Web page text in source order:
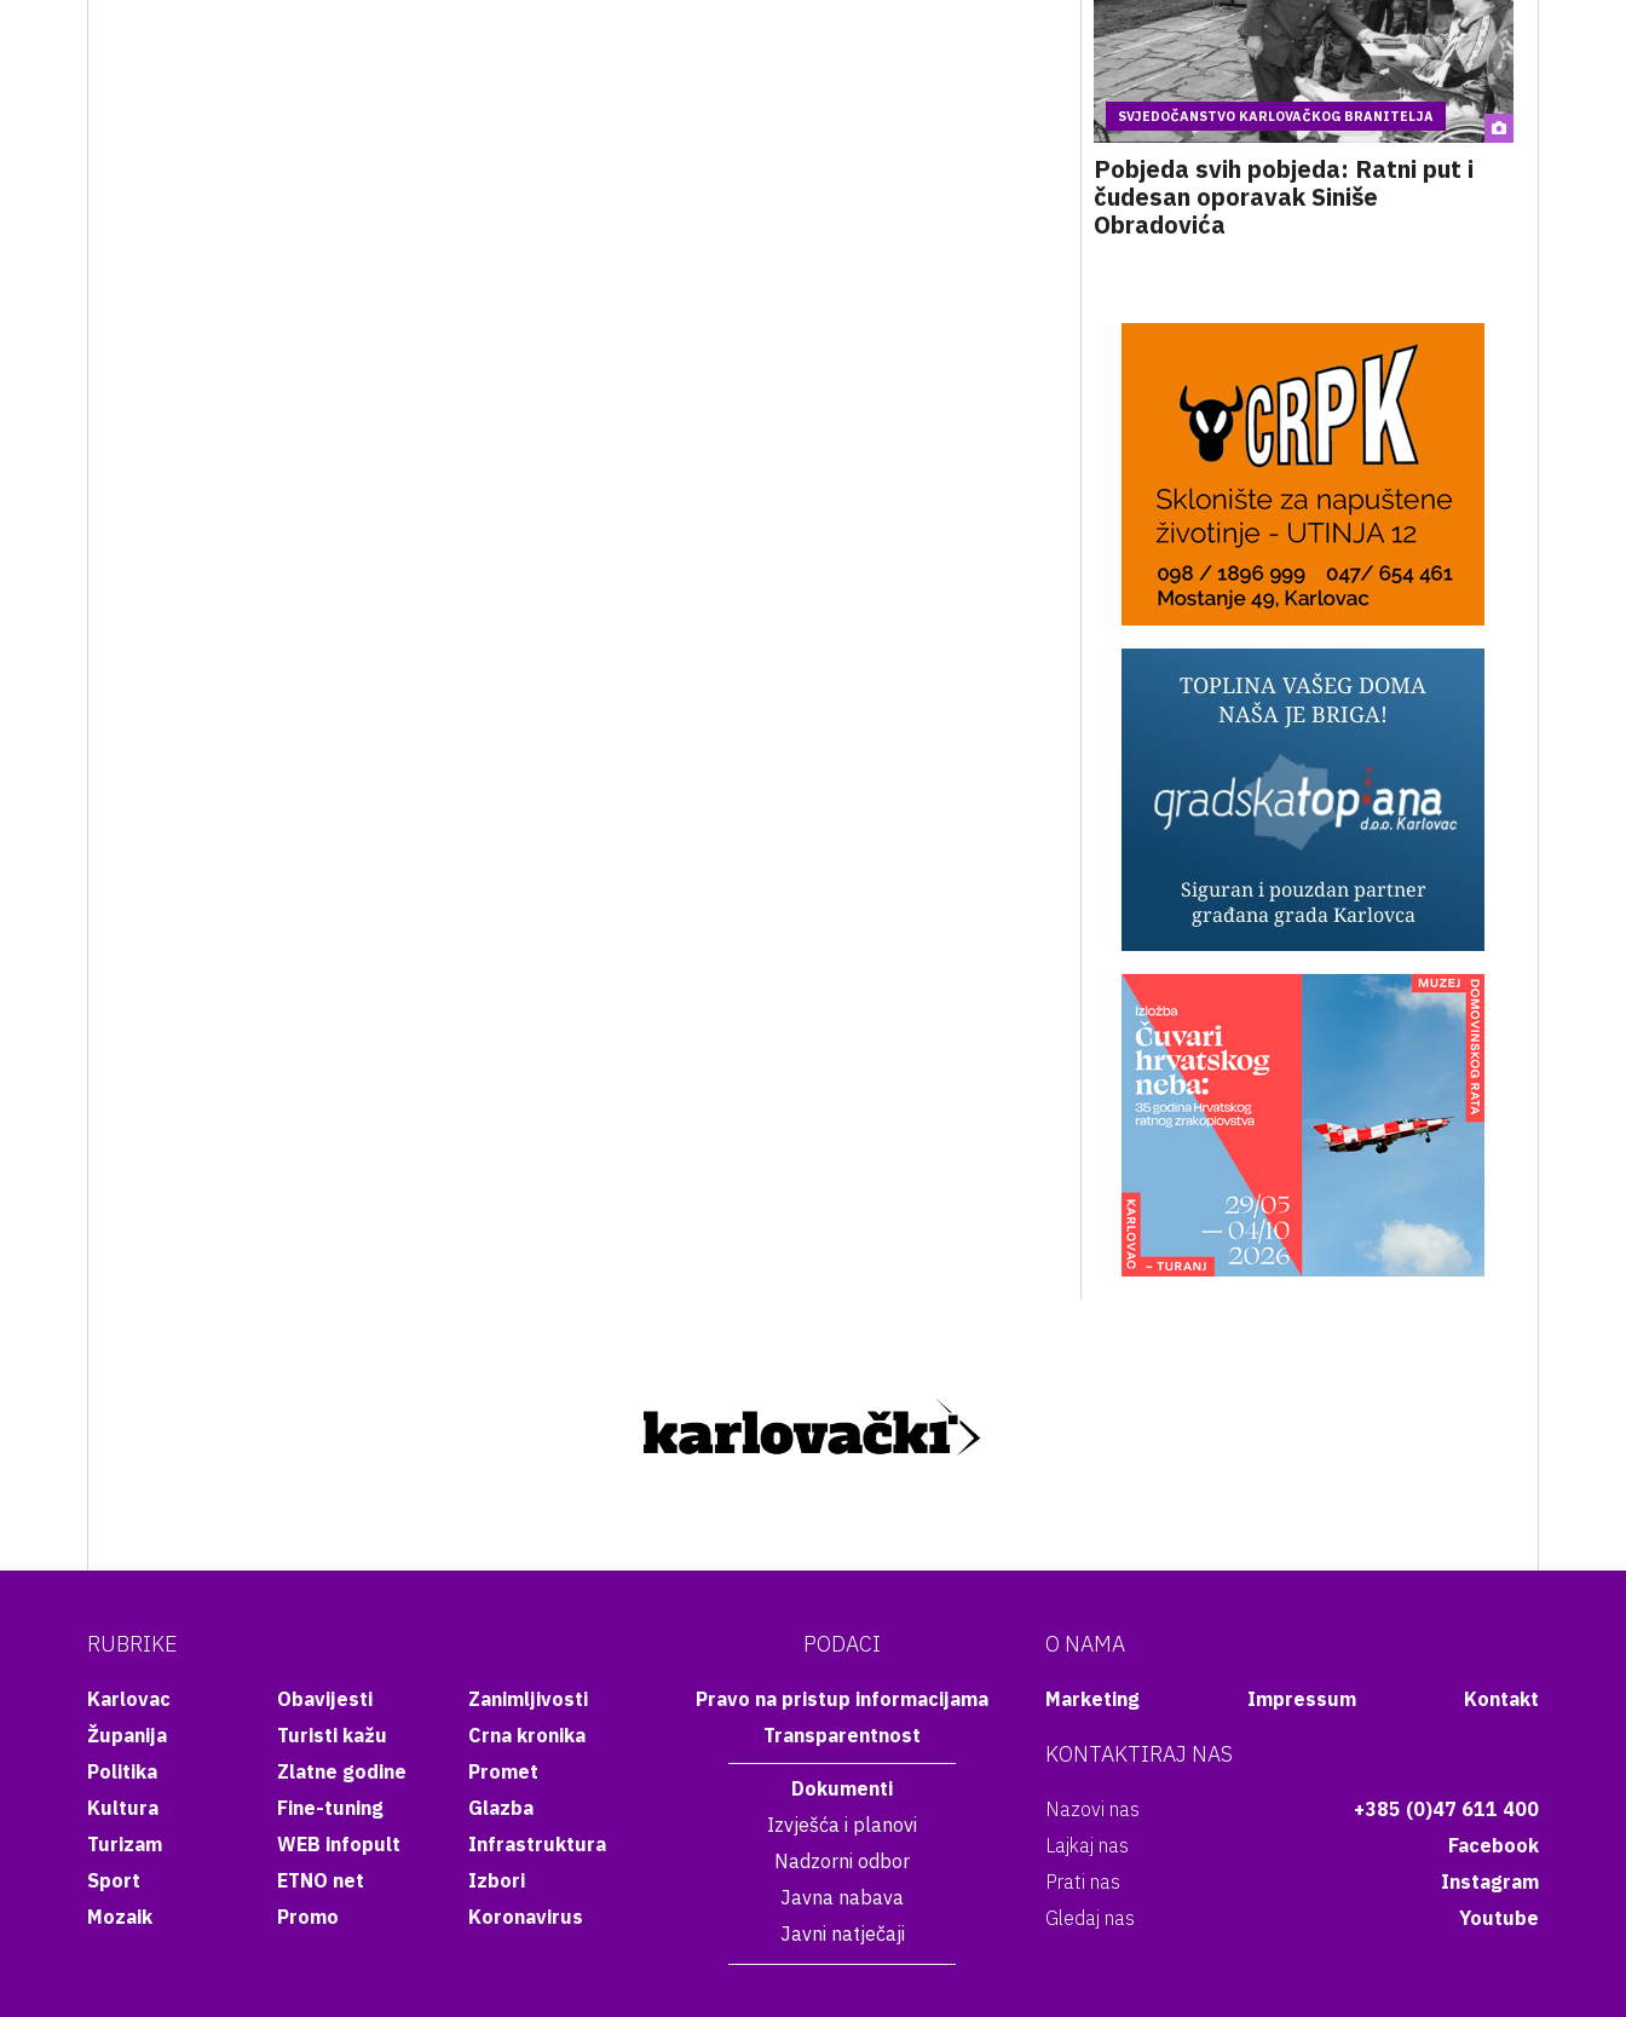
SVJEDOČANSTVO KARLOVAČKOG BRANITELJA
Pobjeda svih pobjeda: Ratni put i
čudesan oporavak Siniše
Obradovića
RUBRIKE
Karlovac
Županija
Politika
Kultura
Turizam
Sport
Mozaik
Obavijesti
Turisti kažu
Zlatne godine
Fine-tuning
WEB infopult
ETNO net
Promo
Zanimljivosti
Crna kronika
Promet
Glazba
Infrastruktura
Izbori
Koronavirus
PODACI
Pravo na pristup informacijama
Transparentnost
Dokumenti
Izvješća i planovi
Nadzorni odbor
Javna nabava
Javni natječaji
O NAMA
Marketing Impressum Kontakt
KONTAKTIRAJ NAS
Nazovi nas
+385 (0)47 611 400
Lajkaj nas
Facebook
Prati nas
Instagram
Gledaj nas
Youtube